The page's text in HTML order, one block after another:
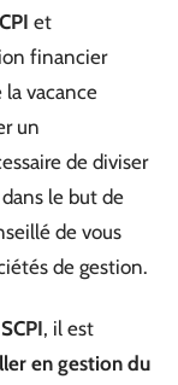
et
financier
vacance
un
de diviser
le but de
de vous
de gestion.
, il est
en gestion du